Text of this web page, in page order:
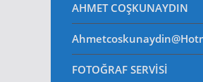
AHMET COŞKUNAYDIN
FOTOĞRAF SERVİSİ